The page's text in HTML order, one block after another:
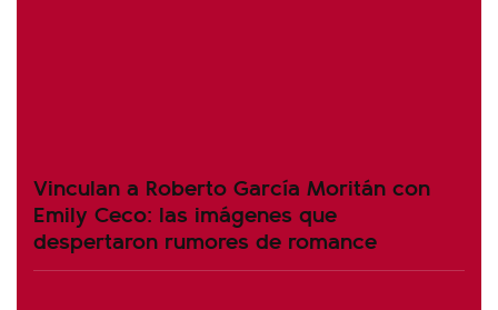
Vinculan a Roberto García Moritán con
Emily Ceco: las imágenes que
despertaron rumores de romance